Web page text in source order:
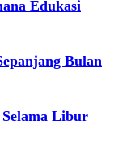
Edukasi
Bulan
Libur